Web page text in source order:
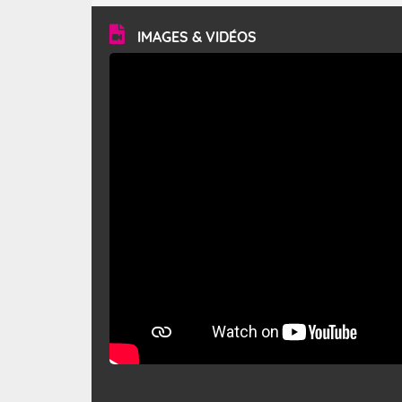
vitesse moyenne de 50 km/h et atteindre 80 à 100 km/h
en rafales, parfois davantage. Il parcourt la basse vallée
du Rhône et la Provence et envahit le littoral
méditerranéen à partir de la Camargue.
IMAGES & VIDÉOS